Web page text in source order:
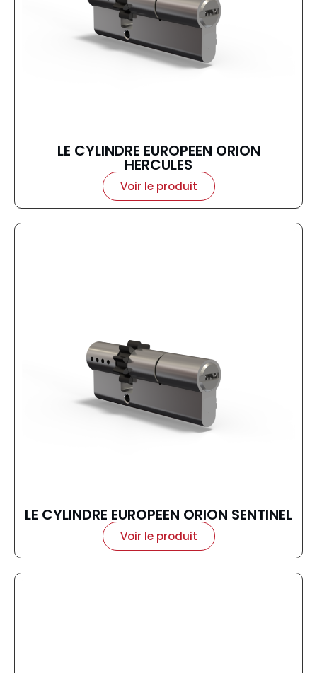
LE CYLINDRE EUROPEEN ORION
HERCULES
Voir le produit
LE CYLINDRE EUROPEEN ORION SENTINEL
Voir le produit